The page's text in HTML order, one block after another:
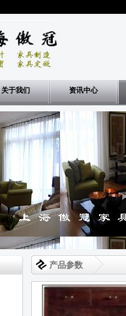
关于我们 资讯中心
产品参数